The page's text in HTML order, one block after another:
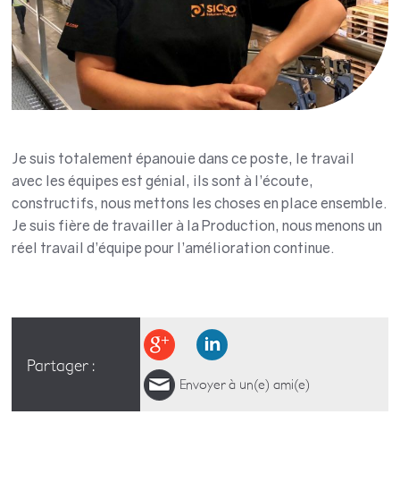
Je suis totalement épanouie dans ce poste, le travail
avec les équipes est génial, ils sont à l’écoute,
constructifs, nous mettons les choses en place ensemble.
Je suis fière de travailler à la Production, nous menons un
réel travail d’équipe pour l’amélioration continue.
Partager :
Envoyer à un(e) ami(e)